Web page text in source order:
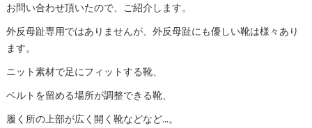
お問い合わせ頂いたので、ご紹介します。
外反母趾専用ではありませんが、外反母趾にも優しい靴は様々あり
ます。
ニット素材で足にフィットする靴、
ベルトを留める場所が調整できる靴、
履く所の上部が広く開く靴などなど…。